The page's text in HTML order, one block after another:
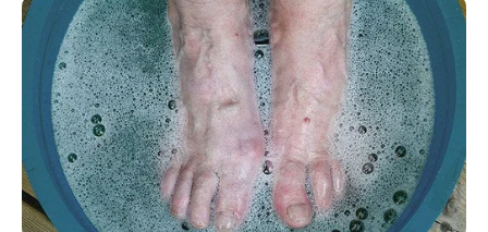
UNIRSE AL CANAL DE WHATSAPP
Las labores investigativas de las autoridades han
permitido recuperar 44 motocicletas que habían sido
hurtadas en la capital del Tolima. La mayoría de estos
vehículos fueron robados debido al descuido de los
propietarios.
“En los ejercicios que venimos adelantando todas las